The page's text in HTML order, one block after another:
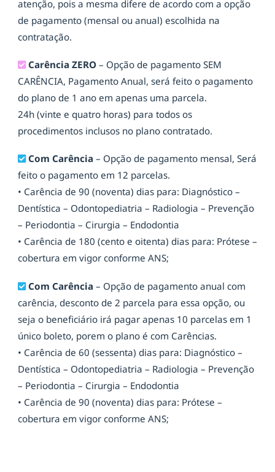
atenção, pois a mesma difere de acordo com a opção
de pagamento (mensal ou anual) escolhida na
contratação.
Carência ZERO – Opção de pagamento SEM
CARÊNCIA, Pagamento Anual, será feito o pagamento
do plano de 1 ano em apenas uma parcela.
24h (vinte e quatro horas) para todos os
procedimentos inclusos no plano contratado.
Com Carência – Opção de pagamento mensal, Será
feito o pagamento em 12 parcelas.
• Carência de 90 (noventa) dias para: Diagnóstico –
Dentística – Odontopediatria – Radiologia – Prevenção
– Periodontia – Cirurgia – Endodontia
• Carência de 180 (cento e oitenta) dias para: Prótese –
cobertura em vigor conforme ANS;
Com Carência – Opção de pagamento anual com
carência, desconto de 2 parcela para essa opção, ou
seja o beneficiário irá pagar apenas 10 parcelas em 1
único boleto, porem o plano é com Carências.
• Carência de 60 (sessenta) dias para: Diagnóstico –
Dentística – Odontopediatria – Radiologia – Prevenção
– Periodontia – Cirurgia – Endodontia
• Carência de 90 (noventa) dias para: Prótese –
cobertura em vigor conforme ANS;